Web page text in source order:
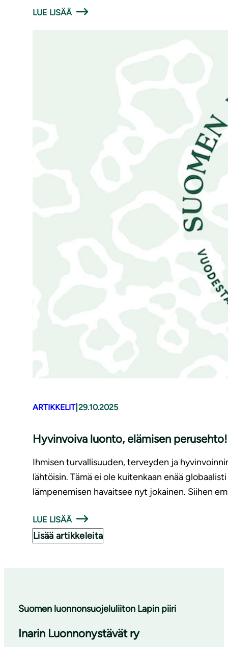
LUE LISÄÄ
ARTIKKELIT| 29.10.2025
Hyvinvoiva luonto, elämisen perusehto!
Ihmisen turvallisuuden, terveyden ja
lähtöisin. Tämä ei ole kuitenkaan enää
lämpenemisen havaitsee nyt jokainen. Siihen
LUE LISÄÄ
Lisää artikkeleita
Suomen luonnonsuojeluliiton Lapin piiri
Inarin Luonnonystävät ry